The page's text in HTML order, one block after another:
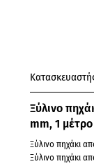
Ξύλινο
mm, 1 μέτρο
Ξύλινο πηχάκι
Ξύλινο πηχάκι